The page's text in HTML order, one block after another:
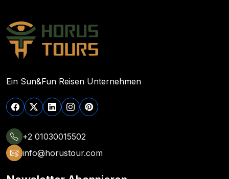
Ein Sun&Fun Reisen Unternehmen
+2 01030015502
info@horustour.com